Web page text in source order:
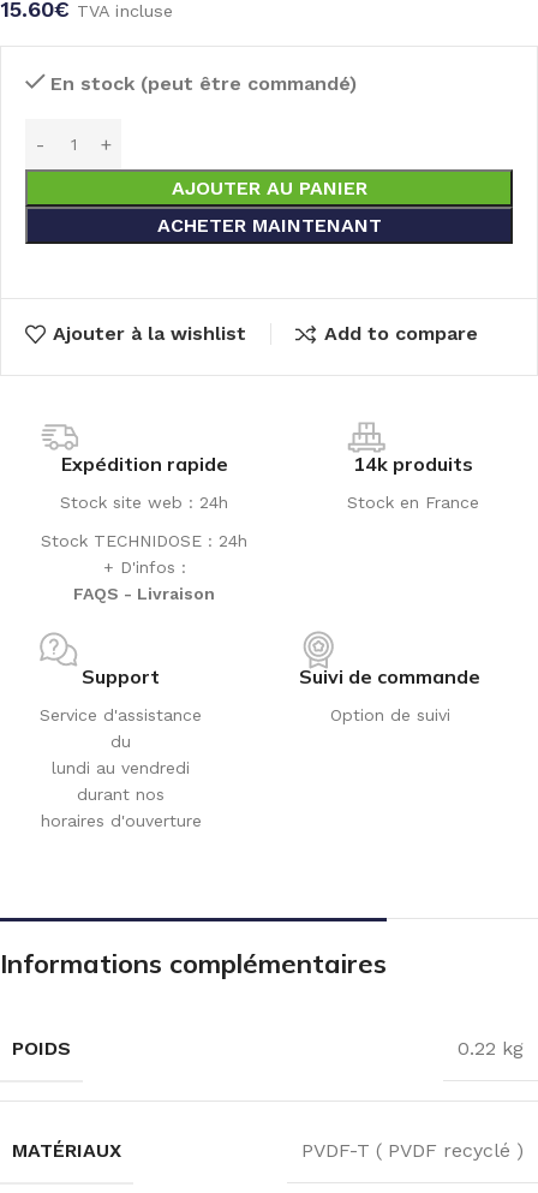
15.60€ TVA incluse
En stock (peut être commandé)
AJOUTER AU PANIER
ACHETER MAINTENANT
Ajouter à la wishlist Add to compare
Expédition rapide
Stock site web : 24h
Stock TECHNIDOSE : 24h
+ D'infos :
FAQS - Livraison
14k produits
Stock en France
Support
Service d'assistance
du
lundi au vendredi
durant nos
horaires d'ouverture
Suivi de commande
Option de suivi
Informations complémentaires
POIDS 0.22 kg
MATÉRIAUX PVDF-T ( PVDF recyclé )